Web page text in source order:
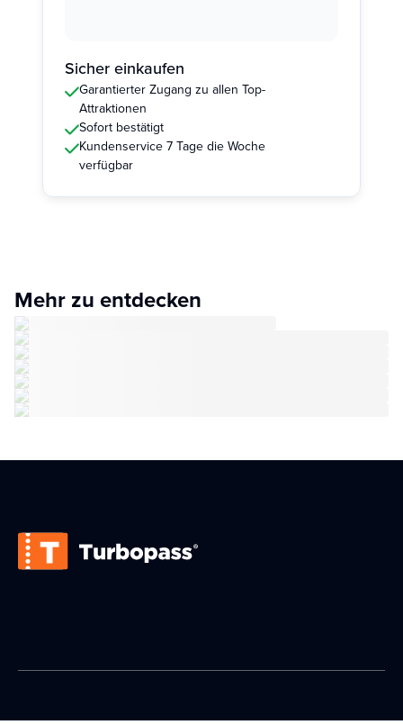
Sicher einkaufen
Garantierter Zugang zu allen Top-
Attraktionen
Sofort bestätigt
Kundenservice 7 Tage die Woche
verfügbar
Mehr zu entdecken